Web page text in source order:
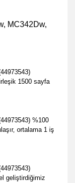
MC342Dw,
1500 sayfa
%100
ortalama 1 iş
geliştirdiğimiz